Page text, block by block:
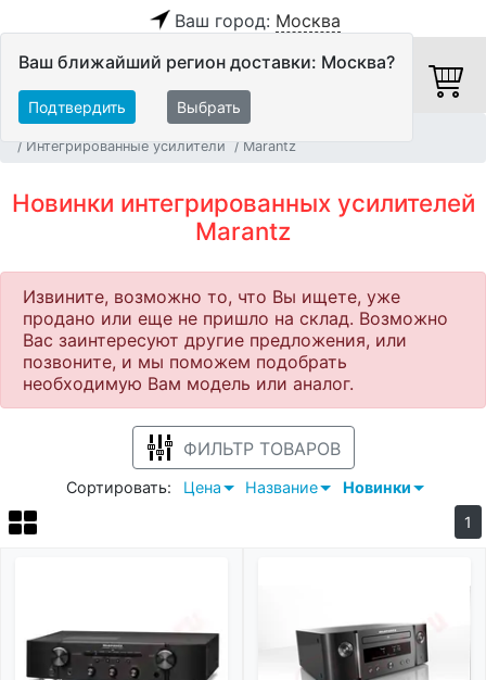
Ваш город: Москва
Ваш ближайший регион доставки: Москва?
Подтвердить Выбрать
Интегрированные усилители
Marantz
Новинки интегрированных усилителей
Marantz
Извините, возможно то, что Вы ищете, уже
продано или еще не пришло на склад. Возможно
Вас заинтересуют другие предложения, или
позвоните, и мы поможем подобрать
необходимую Вам модель или аналог.
ФИЛЬТР ТОВАРОВ
Сортировать: Цена Название
Новинки
1